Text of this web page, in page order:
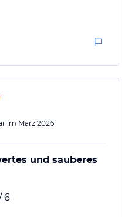
im März 2026
und sauberes
6